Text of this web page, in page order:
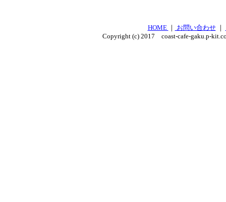
HOME ｜ お問い合わせ｜
Copyright (c) 2017 coast-cafe-gaku.p-